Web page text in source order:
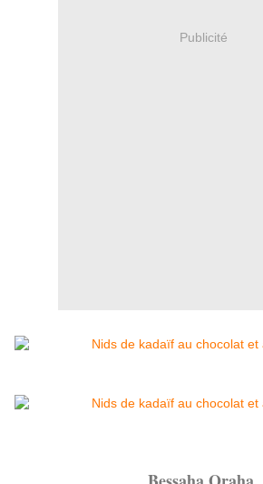
Publicité